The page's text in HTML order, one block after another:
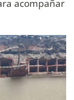
acompañar